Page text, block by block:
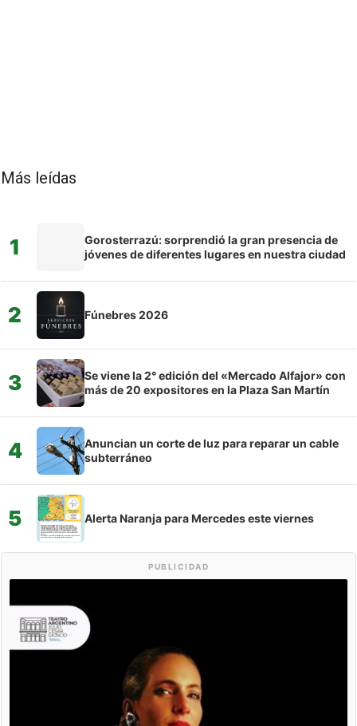
Más leídas
1
Gorosterrazú: sorprendió la gran presencia de
jóvenes de diferentes lugares en nuestra ciudad
2 Fúnebres 2026
3
Se viene la 2° edición del «Mercado Alfajor» con
más de 20 expositores en la Plaza San Martín
4
Anuncian un corte de luz para reparar un cable
subterráneo
5 Alerta Naranja para Mercedes este viernes
PUBLICIDAD